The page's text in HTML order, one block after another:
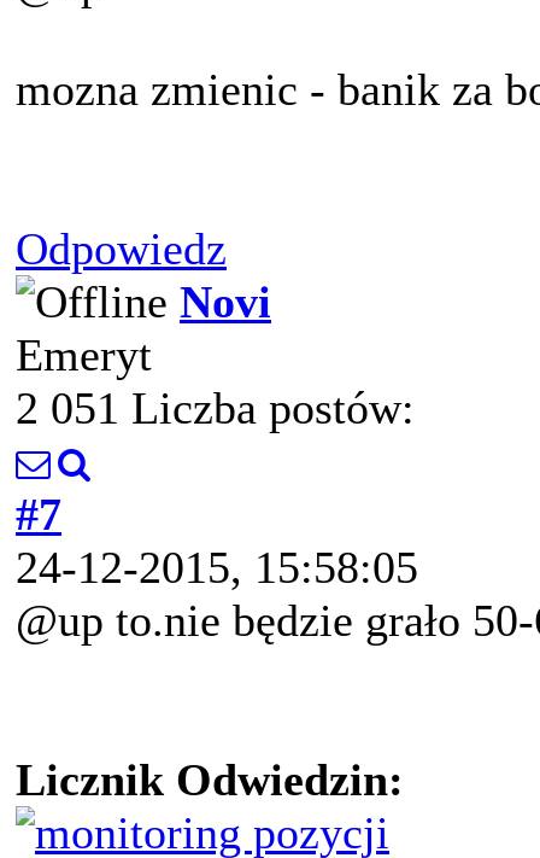
mozna zmienic - banik za
Odpowiedz
Novi
Emeryt
2 051 Liczba postów:
#7
24-12-2015, 15:58:05
@up to.nie będzie grało
Licznik Odwiedzin: